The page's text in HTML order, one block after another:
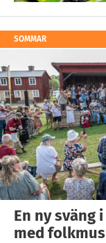
SOMMAR
En ny sväng
med